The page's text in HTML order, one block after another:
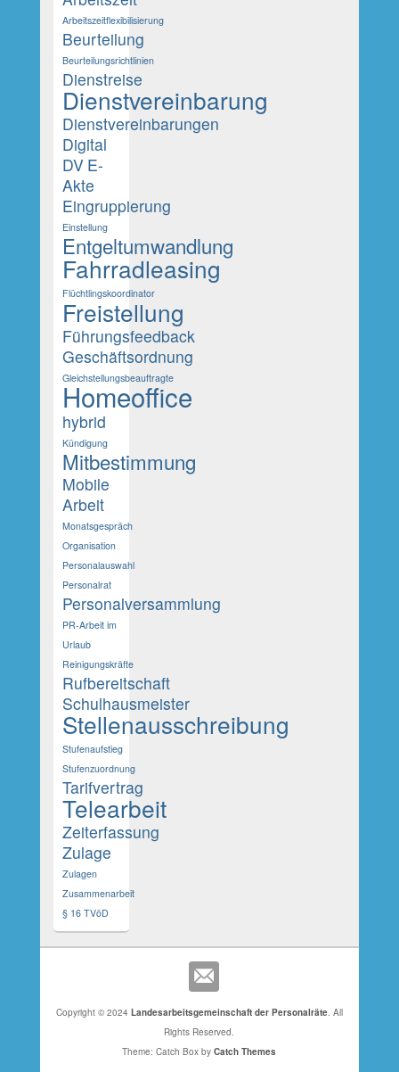
Arbeitszeitflexibilisierung
Beurteilung
Beurteilungsrichtlinien
Dienstreise
Dienstvereinbarung
Dienstvereinbarungen
Digital
DV E-
Akte
Eingruppierung
Einstellung
Entgeltumwandlung
Fahrradleasing
Flüchtlingskoordinator
Freistellung
Führungsfeedback
Geschäftsordnung
Gleichstellungsbeauftragte
Homeoffice
hybrid
Kündigung
Mitbestimmung
Mobile
Arbeit
Monatsgespräch
Organisation
Personalauswahl
Personalrat
Personalversammlung
PR-Arbeit im
Urlaub
Reinigungskräfte
Rufbereitschaft
Schulhausmeister
Stellenausschreibung
Stufenaufstieg
Stufenzuordnung
Tarifvertrag
Telearbeit
Zeiterfassung
Zulage
Zulagen
Zusammenarbeit
§ 16 TVöD
Copyright © 2024 Landesarbeitsgemeinschaft der Personalräte. All
Rights Reserved.
Theme: Catch Box byCatch Themes